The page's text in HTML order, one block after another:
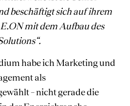
beschäftigt sich auf ihrem
mit dem Aufbau des
habe ich Marketing und
als
– nicht gerade die